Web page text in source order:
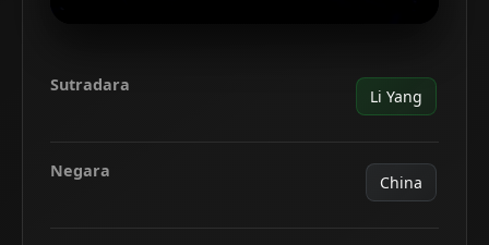
Sutradara
Li Yang
Negara
China